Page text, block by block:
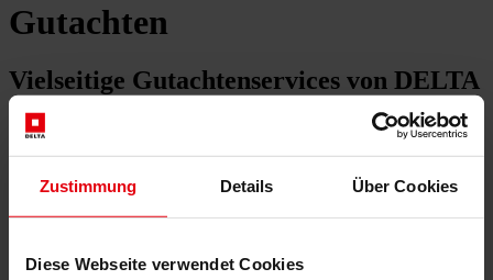
Zustimmung Details Über Cookies
Diese Webseite verwendet Cookies
Gutachten
Vielseitige Gutachtenservices von DELTA
Bei DELTA bieten wir eine Vielzahl von Gutachten im Bau- und
ausgerichtet, unseren Kund:innen präzise und fundierte
Unsere Gutachtenleistungen im Überblick